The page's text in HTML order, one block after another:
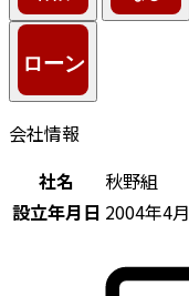
会社情報
社名
秋野組
設立年月日 2004年4月